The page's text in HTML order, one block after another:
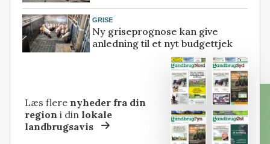
GRISE
Ny griseprognose kan give
anledning til et nyt budgettjek
Læs flere nyheder fra din
region i dinlokale
landbrugsavis